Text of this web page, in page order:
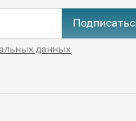
данных